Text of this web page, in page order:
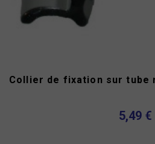
5,49 €